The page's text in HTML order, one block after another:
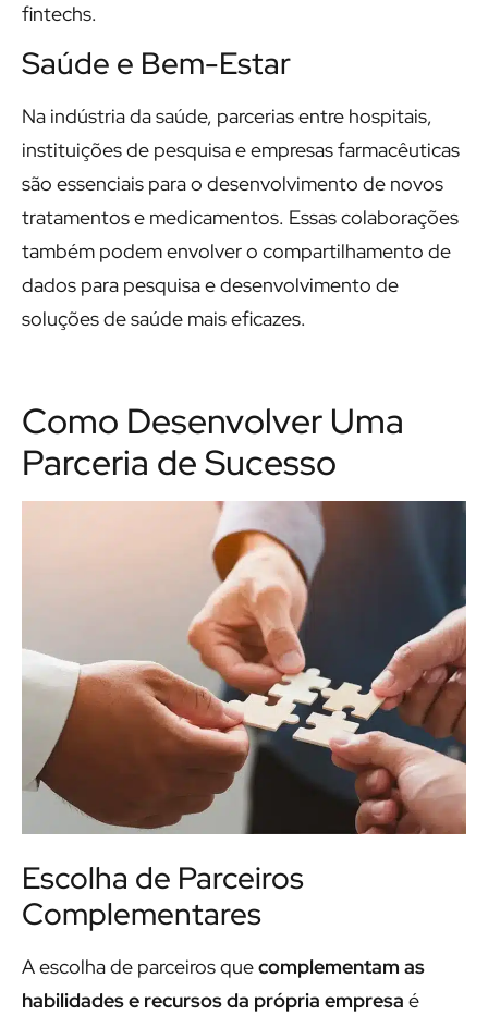
fintechs.
Saúde e Bem-Estar
Na indústria da saúde, parcerias entre hospitais,
instituições de pesquisa e empresas farmacêuticas
são essenciais para o desenvolvimento de novos
tratamentos e medicamentos. Essas colaborações
também podem envolver o compartilhamento de
dados para pesquisa e desenvolvimento de
soluções de saúde mais eficazes.
Como Desenvolver Uma
Parceria de Sucesso
Escolha de Parceiros
Complementares
A escolha de parceiros quecomplementam as
habilidades e recursos da própria empresa é